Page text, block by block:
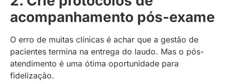
acompanhamento pós-exame
O erro de muitas clínicas é achar que a gestão de
pacientes termina na entrega do laudo. Mas o pós-
atendimento é uma ótima oportunidade para
fidelização.